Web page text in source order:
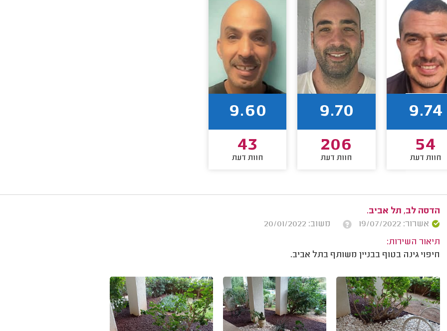
9.74
54
חוות דעת
9.70
206
חוות דעת
9.60
43
חוות דעת
הדסה לב, תל אביב.
אשרור: 19/07/2022
משוב: 20/01/2022
תיאור השירות:
חיפוי גינה בטוף בבניין משותף בתל אביב.